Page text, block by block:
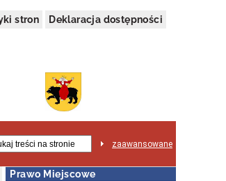
stron Deklaracja dostępności
zaawansowane
Prawo Miejscowe